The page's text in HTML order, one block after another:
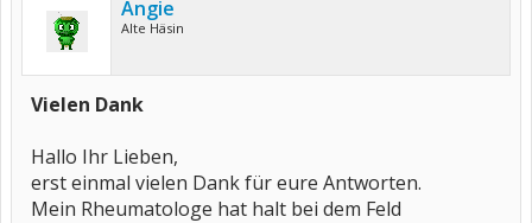
Angie
Alte Häsin
Vielen Dank
Hallo Ihr Lieben,
erst einmal vielen Dank für eure Antworten.
Mein Rheumatologe hat halt bei dem Feld